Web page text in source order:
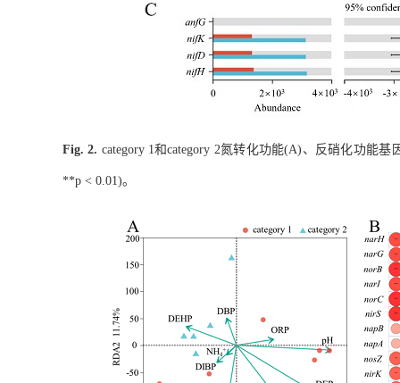
Fig. 2. category 1和category 2氮转化功能(A) 、反硝化功能基
**p < 0.01)。